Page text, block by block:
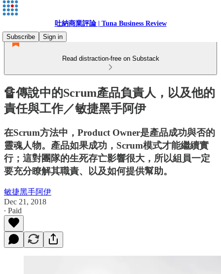
吐納商業評論 | Tuna Business Review
Subscribe
Sign in
Read distraction-free on Substack
🔏傳說中的Scrum產品負責人，以及他的
責任與工作／敏捷黑手阿伊
在Scrum方法中，Product Owner是產品成功與否的
靈魂人物。產品如果成功，Scrum模式才能繼續實
行；這對團隊的生死存亡影響很大，所以組員一定
要充分瞭解其職責、以及如何提供幫助。
敏捷黑手阿伊
Dec 21, 2018
∙ Paid